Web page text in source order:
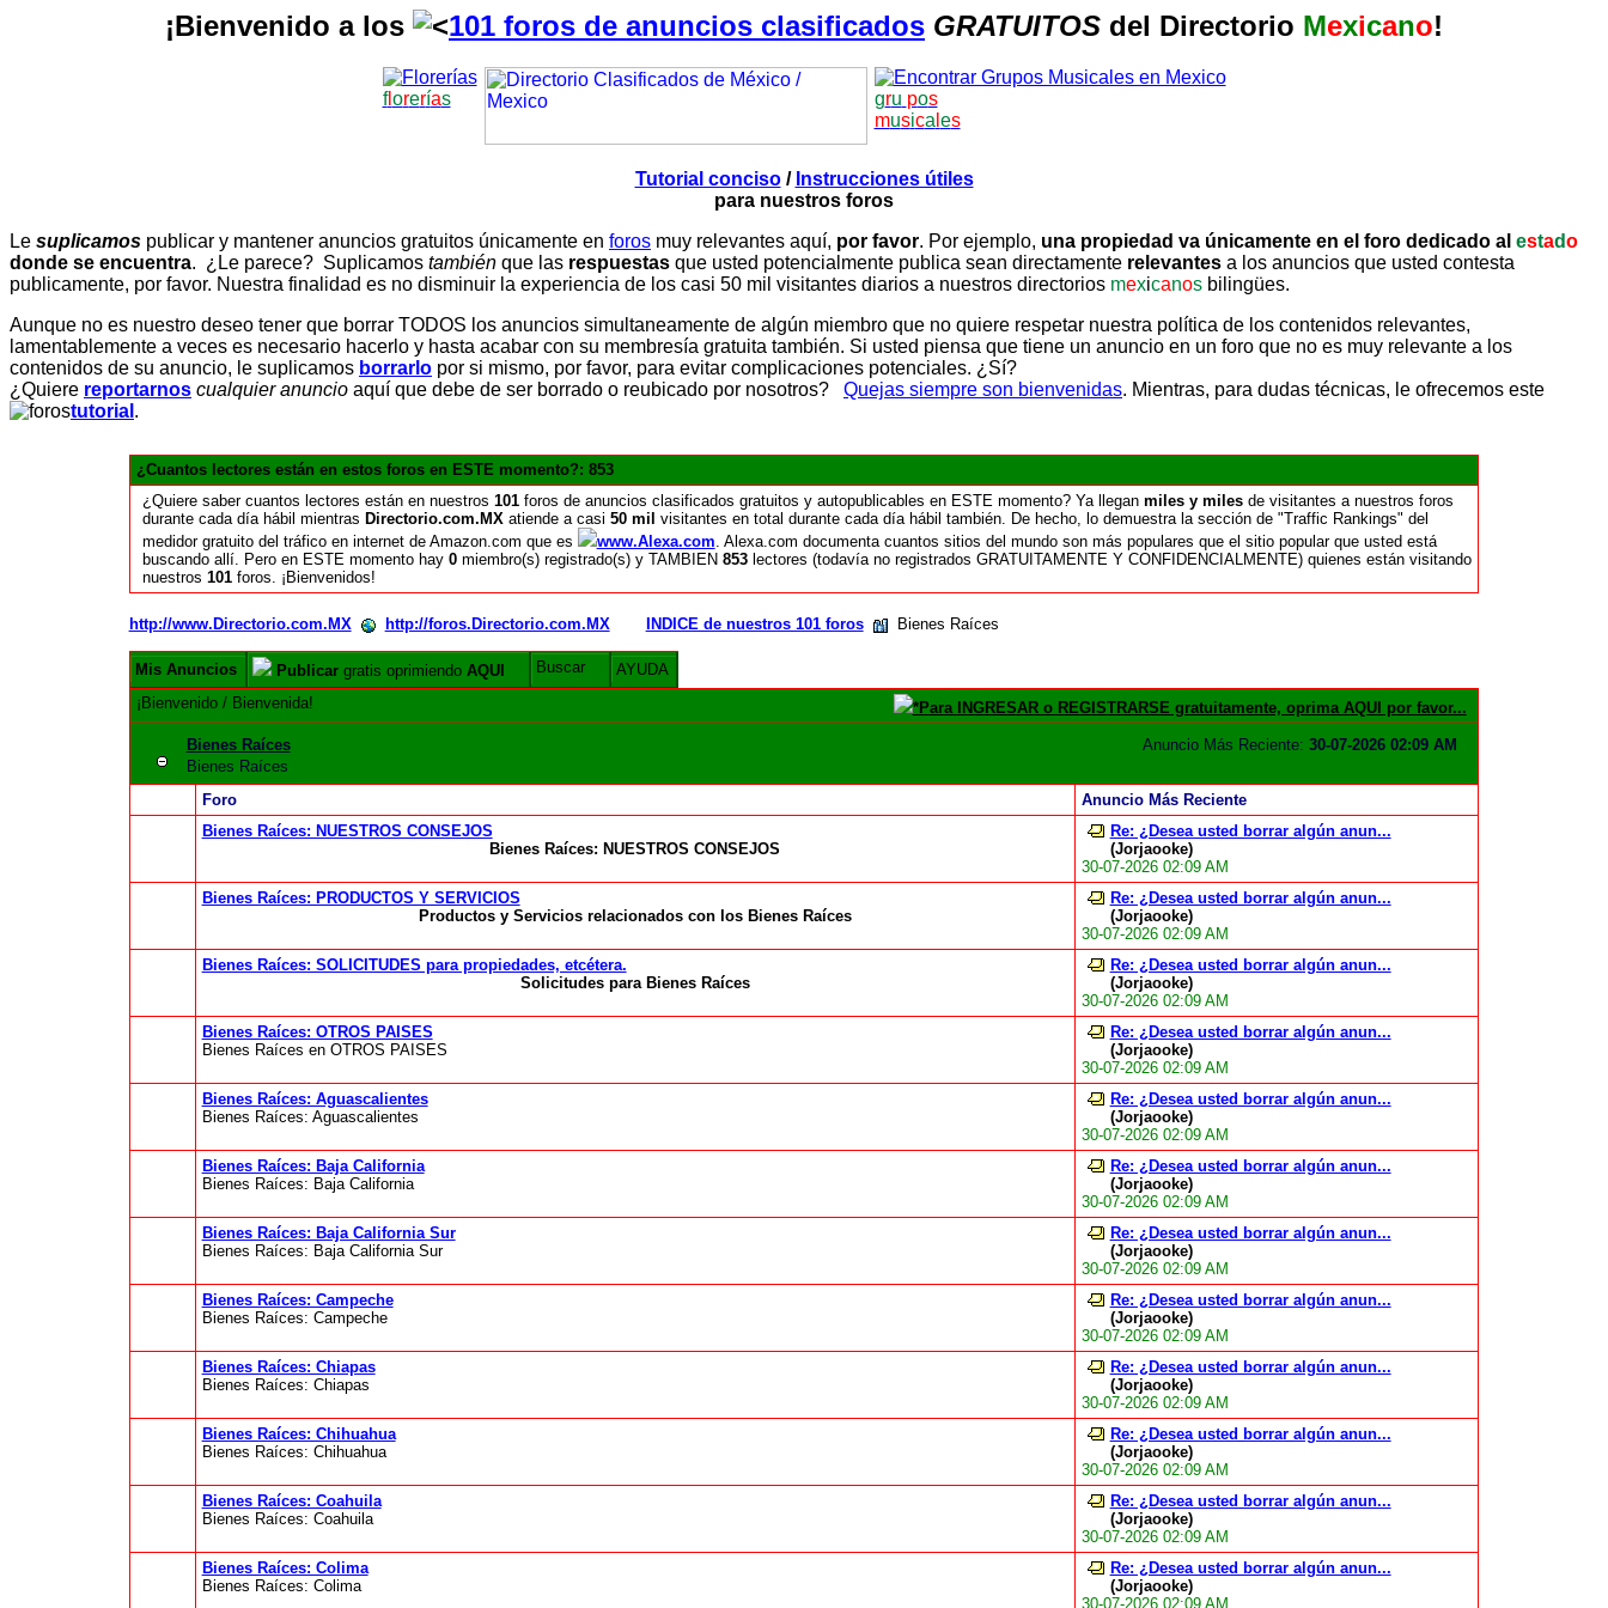
¡Bienvenido a los 101 foros de anuncios clasificados GRATUITOS del Directorio Mexicano!
florerías gru pos
musica es
Tutorial conciso/ Instrucciones útiles
para nuestros foros
Le suplicamos publicar y mantener anuncios gratuitos únicamente en foros muy relevantes aquí, por favor. Por ejemplo, una propiedad va únicamente en el foro dedicado al estado
donde se encuentra. ¿Le parece? Suplicamos también que las respuestas que usted potencialmente publica sean directamente relevantes a los anuncios que usted contesta
publicamente, por favor. Nuestra finalidad es no disminuir la experiencia de los casi 50 mil visitantes diarios a nuestros directorios mexicanos bilingües.
Aunque no es nuestro deseo tener que borrar TODOS los anuncios simultaneamente de algún miembro que no quiere respetar nuestra política de los contenidos relevantes,
lamentablemente a veces es necesario hacerlo y hasta acabar con su membresía gratuita también. Si usted piensa que tiene un anuncio en un foro que no es muy relevante a los
contenidos de su anuncio, le suplicamos borrarlo por si mismo, por favor, para evitar complicaciones potenciales. ¿Sí?
¿Quiere reportarnos cualquier anuncio aquí que debe de ser borrado o reubicado por nosotros? Quejas siempre son bienvenidas. Mientras, para dudas técnicas, le ofrecemos este
tutorial .
¿Cuantos lectores están en estos foros en ESTE momento?: 853
¿Quiere saber cuantos lectores están en nuestros 101foros de anuncios clasificados gratuitos y autopublicables en ESTE momento? Ya llegan miles y milesde visitantes a nuestros foros
durante cada día hábil mientras Directorio.com.MXatiende a casi 50 mil visitantes en total durante cada día hábil también. De hecho, lo demuestra la sección de "Traffic Rankings" del
medidor gratuito del tráfico en internet de Amazon.com que es
www.Alexa.com. Alexa.com documenta cuantos sitios del mundo son más populares que el sitio popular que usted está
buscando allí. Pero en ESTE momento hay 0miembro(s) registrado(s) y TAMBIEN 853lectores (todavía no registrados GRATUITAMENTE Y CONFIDENCIALMENTE) quienes están visitando
nuestros 101foros. ¡Bienvenidos!
http://www.Directorio.com.MX http://foros.Directorio.com.MX INDICE de nuestros 101 foros Bienes Raíces
Mis Anuncios Publicargratis oprimiendo AQUI Buscar
AYUDA
¡Bienvenido / Bienvenida!
*Para INGRESAR o REGISTRARSE gratuitamente, oprima AQUI por favor...
Bienes Raíces
Bienes Raíces
Anuncio Más Reciente: 30-07-2026 02:09 AM
Foro
Anuncio Más Reciente
Bienes Raíces: NUESTROS CONSEJOS
Bienes Raíces: NUESTROS CONSEJOS
Re: ¿Desea usted borrar algún anun...
(Jorjaooke)
30-07-2026 02:09 AM
Bienes Raíces: PRODUCTOS Y SERVICIOS
Productos y Servicios relacionados con los Bienes Raíces
Re: ¿Desea usted borrar algún anun...
(Jorjaooke)
30-07-2026 02:09 AM
Bienes Raíces: SOLICITUDES para propiedades, etcétera.
Solicitudes para Bienes Raíces
Re: ¿Desea usted borrar algún anun...
(Jorjaooke)
30-07-2026 02:09 AM
Bienes Raíces: OTROS PAISES
Bienes Raíces en OTROS PAISES
Re: ¿Desea usted borrar algún anun...
(Jorjaooke)
30-07-2026 02:09 AM
Bienes Raíces: Aguascalientes
Bienes Raíces: Aguascalientes
Re: ¿Desea usted borrar algún anun...
(Jorjaooke)
30-07-2026 02:09 AM
Bienes Raíces: Baja California
Bienes Raíces: Baja California
Re: ¿Desea usted borrar algún anun...
(Jorjaooke)
30-07-2026 02:09 AM
Bienes Raíces: Baja California Sur
Bienes Raíces: Baja California Sur
Re: ¿Desea usted borrar algún anun...
(Jorjaooke)
30-07-2026 02:09 AM
Bienes Raíces: Campeche
Bienes Raíces: Campeche
Re: ¿Desea usted borrar algún anun...
(Jorjaooke)
30-07-2026 02:09 AM
Bienes Raíces: Chiapas
Bienes Raíces: Chiapas
Re: ¿Desea usted borrar algún anun...
(Jorjaooke)
30-07-2026 02:09 AM
Bienes Raíces: Chihuahua
Bienes Raíces: Chihuahua
Re: ¿Desea usted borrar algún anun...
(Jorjaooke)
30-07-2026 02:09 AM
Bienes Raíces: Coahuila
Bienes Raíces: Coahuila
Re: ¿Desea usted borrar algún anun...
(Jorjaooke)
30-07-2026 02:09 AM
Bienes Raíces: Colima
Bienes Raíces: Colima
Re: ¿Desea usted borrar algún anun...
(Jorjaooke)
30-07-2026 02:09 AM